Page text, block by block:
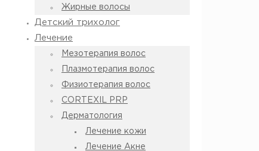
Жирные волосы
Детский трихолог
Лечение
Мезотерапия волос
Плазмотерапия волос
Физиотерапия волос
CORTEXIL PRP
Дерматология
Лечение кожи
Лечение Акне